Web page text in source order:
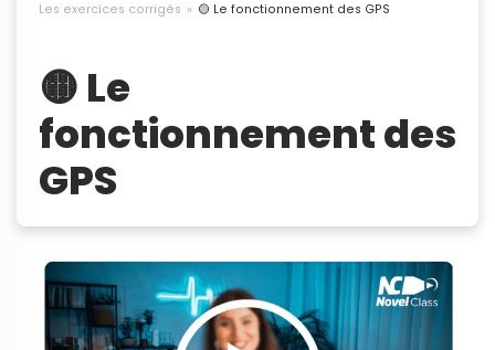
Les exercices corrigés
🟡 Le fonctionnement des GPS
🟡 Le
fonctionnement des
GPS